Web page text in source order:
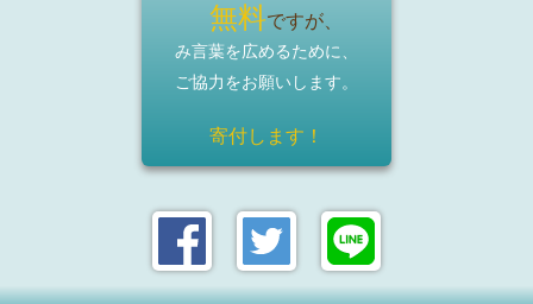
無料ですが、
み言葉を広めるために、
ご協力をお願いします。
寄付します！